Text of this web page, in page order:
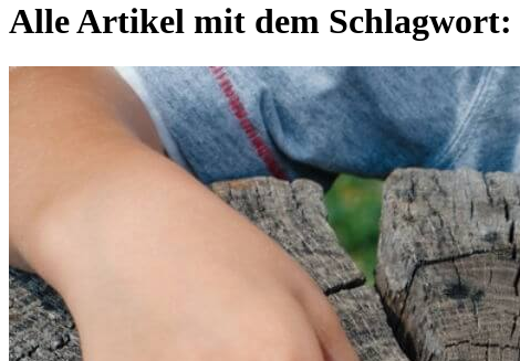
Alle Artikel mit dem Schlagwort: